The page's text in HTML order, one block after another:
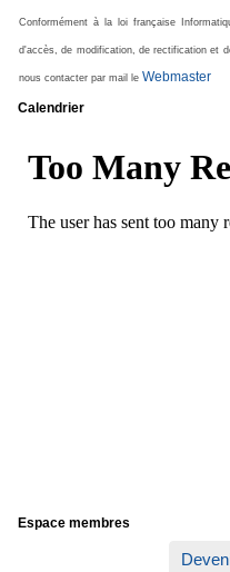
Conformément à la loi française
d'accès, de modification, de rectification et
nous contacter par mail le Webmaster
Calendrier
Espace membres